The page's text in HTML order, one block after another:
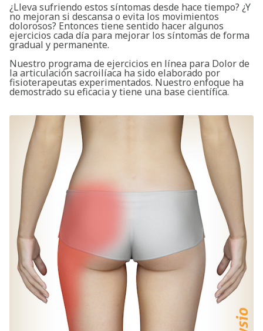
¿Lleva sufriendo estos síntomas desde hace tiempo? ¿Y
no mejoran si descansa o evita los movimientos
dolorosos? Entonces tiene sentido hacer algunos
ejercicios cada día para mejorar los síntomas de forma
gradual y permanente.
Nuestro programa de ejercicios en línea para Dolor de
la articulación sacroilíaca ha sido elaborado por
fisioterapeutas experimentados. Nuestro enfoque ha
demostrado su eficacia y tiene una base científica.